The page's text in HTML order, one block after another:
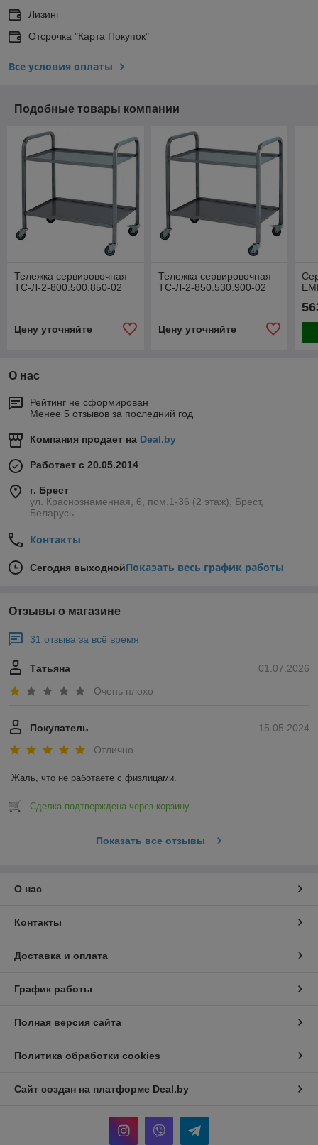
Лизинг
Отсрочка "Карта Покупок"
Все условия оплаты
Подобные товары компании
Тележка сервировочная
ТС-Л-2-800.500.850-02
Цену уточняйте
Тележка сервировочная
ТС-Л-2-850.530.900-02
Цену уточняйте
О нас
Рейтинг не сформирован
Менее 5 отзывов за последний год
Компания продает на Deal.by
Работает с 20.05.2014
г. Брест
ул. Краснознаменная, 6, пом.1-36 (2 этаж), Брест,
Беларусь
Контакты
Сегодня выходнойПоказать весь график работы
Отзывы о магазине
31 отзыва за всё время
01.07.2026
Татьяна
Очень плохо
15.05.2024
Покупатель
Отлично
Жаль, что не работаете с физлицами.
Сделка подтверждена через корзину
Показать все отзывы
О нас
Контакты
Доставка и оплата
График работы
Полная версия сайта
Политика обработки cookies
Сайт создан на платформе Deal.by